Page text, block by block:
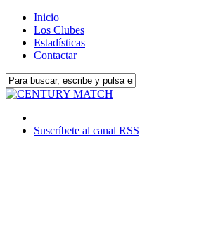
Inicio
Los Clubes
Estadísticas
Contactar
Suscríbete al canal RSS